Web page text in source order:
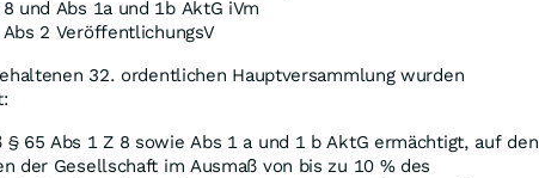
und Abs 1a und 1b AktG iVm
2 VeröffentlichungsV
32. ordentlichen Hauptversammlung wurden
§ 65 Abs 1 Z 8 sowie Abs 1 a und 1 b AktG ermächtigt, auf den
der Gesellschaft im Ausmaß von bis zu 10 % des